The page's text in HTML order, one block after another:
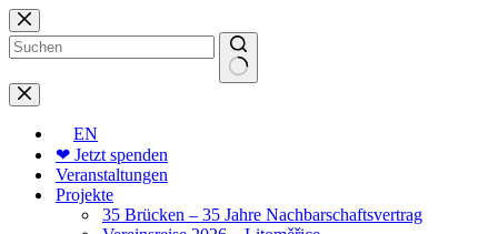
Zum
Inhalt
springen
Keine
Ergebnisse
EN
❤ Jetzt spenden
Veranstaltungen
Projekte
35 Brücken – 35 Jahre Nachbarschaftsvertrag